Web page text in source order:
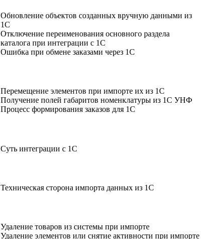
Обновление объектов созданных вручную данными из
1С
Отключение переименования основного раздела
каталога при интеграции с 1С
Ошибка при обмене заказами через 1С
Перемещение элементов при импорте их из 1С
Получение полей габаритов номенклатуры из 1С УНФ
Процесс формирования заказов для 1С
Суть интеграции с 1С
Техническая сторона импорта данных из 1С
Удаление товаров из системы при импорте
Удаление элементов или снятие активности при импорте